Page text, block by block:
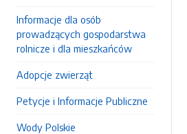
Informacje dla osób
prowadzących gospodarstwa
rolnicze i dla mieszkańców
Adopcje zwierząt
Petycje i Informacje Publiczne
Wody Polskie